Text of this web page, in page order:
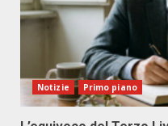
Notizie Primo piano